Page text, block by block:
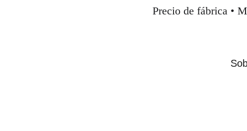
Precio de fábrica •